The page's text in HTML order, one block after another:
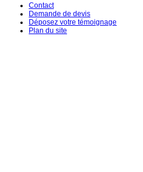
Contact
Demande de devis
Déposez votre témoignage
Plan du site